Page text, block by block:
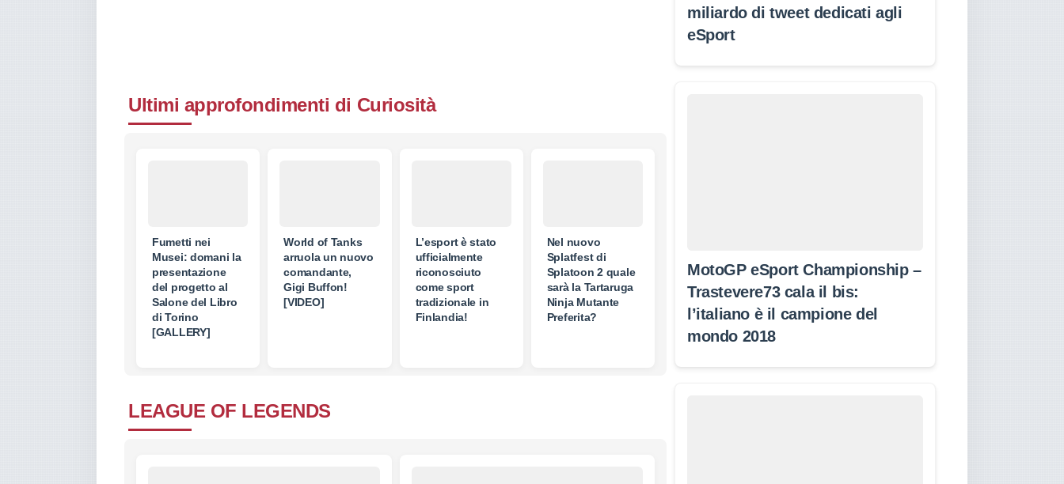
Ultimi approfondimenti di Curiosità
Fumetti nei
Musei: domani la
presentazione
del progetto al
Salone del Libro
di Torino
[GALLERY]
World of Tanks
arruola un nuovo
comandante,
Gigi Buffon!
[VIDEO]
L’esport è stato
ufficialmente
riconosciuto
come sport
tradizionale in
Finlandia!
Nel nuovo
Splatfest di
Splatoon 2 quale
sarà la Tartaruga
Ninja Mutante
Preferita?
LEAGUE OF LEGENDS
miliardo di tweet dedicati agli
eSport
MotoGP eSport Championship –
Trastevere73 cala il bis:
l’italiano è il campione del
mondo 2018